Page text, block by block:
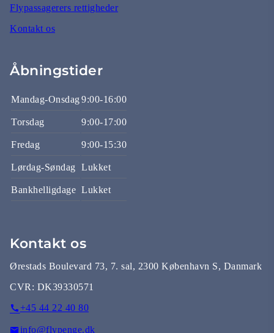
Flypassagerers rettigheder
Kontakt os
Åbningstider
Mandag-Onsdag9:00-16:00
Torsdag 9:00-17:00
Fredag 9:00-15:30
Lørdag-Søndag Lukket
Bankhelligdage Lukket
Kontakt os
Ørestads Boulevard 73, 7. sal, 2300 København S, Danmark
CVR: DK39330571
+45 44 22 40 80
info@flypenge.dk